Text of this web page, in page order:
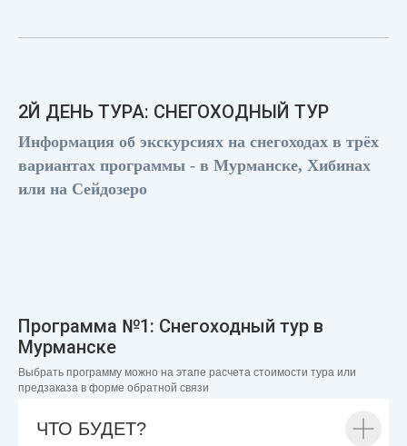
2Й ДЕНЬ ТУРА: СНЕГОХОДНЫЙ ТУР
Информация об экскурсиях на снегоходах в трёх
вариантах программы - в Мурманске, Хибинах
или на Сейдозеро
Программа №1: Снегоходный тур в
Мурманске
Выбрать программу можно на этапе расчета стоимости тура или
предзаказа в форме обратной связи
ЧТО БУДЕТ?